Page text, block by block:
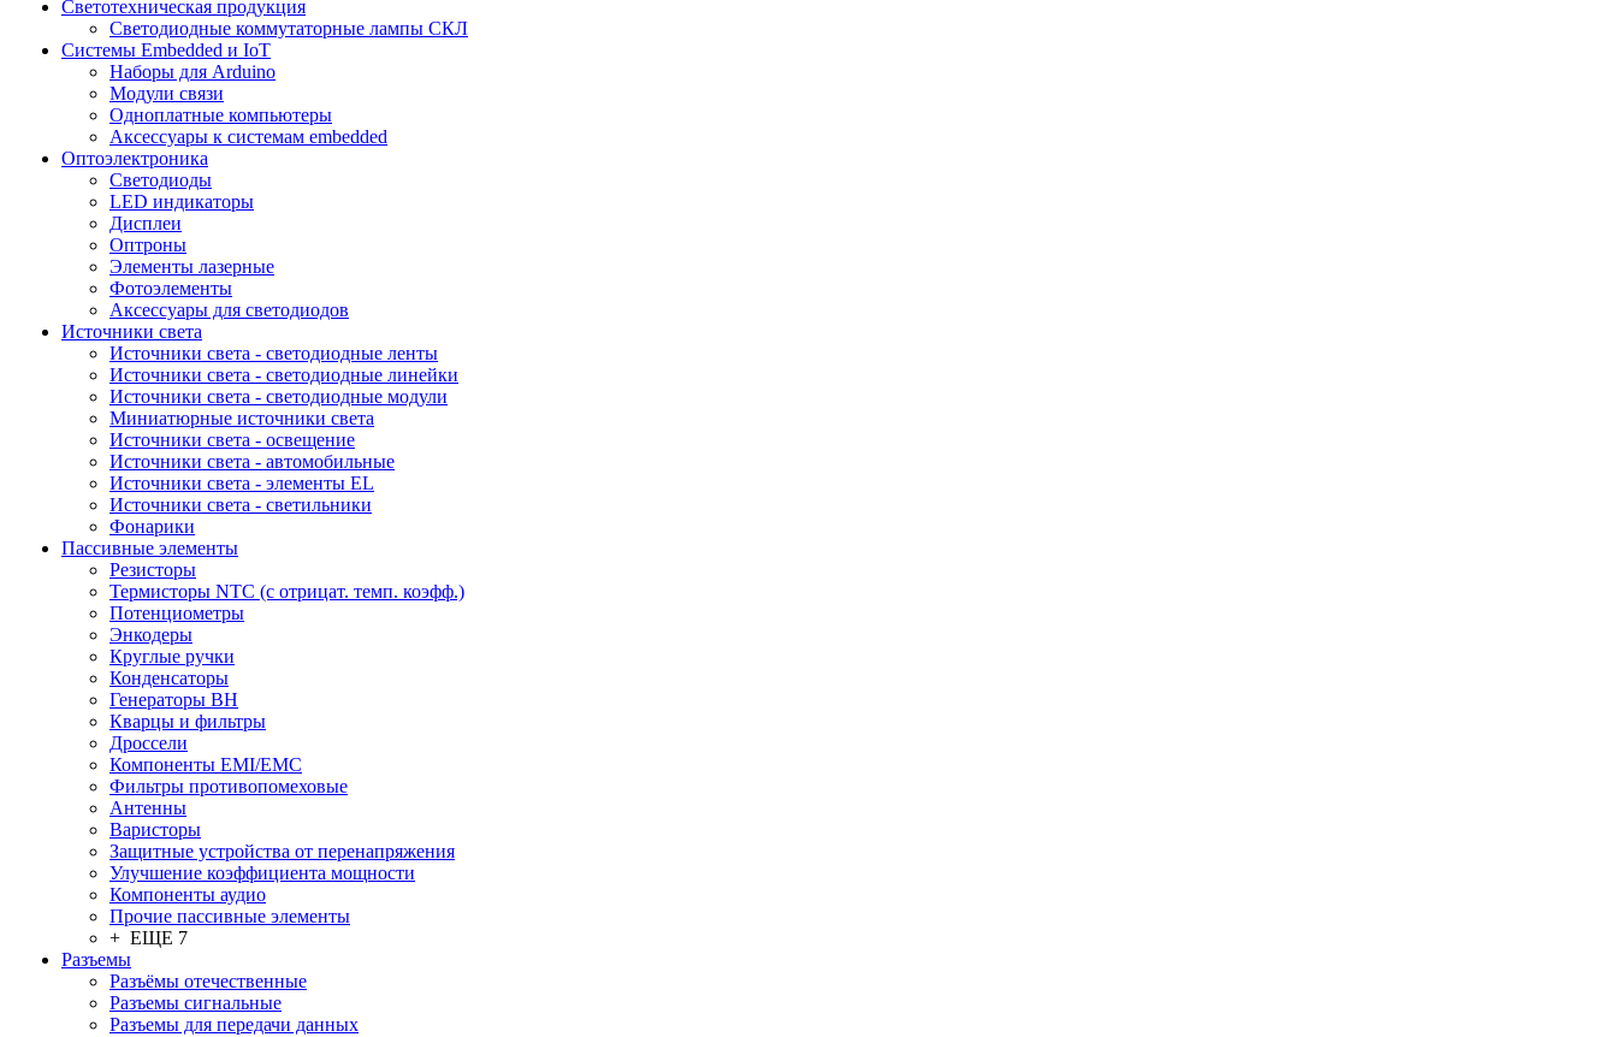
Светотехническая продукция
Светодиодные коммутаторные лампы СКЛ
Системы Embedded и IoT
Наборы для Arduino
Модули связи
Одноплатные компьютеры
Аксессуары к системам embedded
Oптоэлектроника
Светодиоды
LED индикаторы
Дисплеи
Оптроны
Элементы лазерные
Фотоэлементы
Аксессуары для светодиодов
Источники света
Источники света - светодиодные ленты
Источники света - светодиодные линейки
Источники света - светодиодные модули
Миниатюрные источники света
Источники света - освещение
Источники света - автомобильные
Источники света - элементы EL
Источники света - светильники
Фонарики
Пассивные элементы
Резисторы
Термисторы NTC (с отрицат. темп. коэфф.)
Потенциометры
Энкодеры
Круглые ручки
Конденсаторы
Генераторы ВН
Кварцы и фильтры
Дроссели
Компоненты EMI/EMC
Фильтры противопомеховые
Антенны
Варисторы
Защитные устройства от перенапряжения
Улучшение коэффициента мощности
Компоненты аудио
Прочие пассивные элементы
+ ЕЩЕ 7
Разъeмы
Разъёмы отечественные
Разъeмы сигнальные
Разъeмы для передачи данных